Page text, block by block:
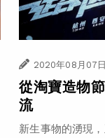
2020年08月07日
從淘寶造物
流
新生事物的湧現